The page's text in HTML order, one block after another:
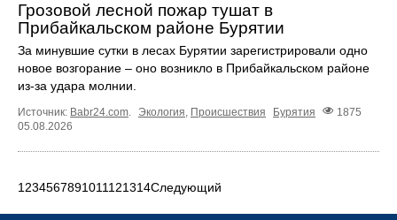
Грозовой лесной пожар тушат в
Прибайкальском районе Бурятии
За минувшие сутки в лесах Бурятии зарегистрировали одно
новое возгорание – оно возникло в Прибайкальском районе
из-за удара молнии.
Источник: Babr24.com Экология Происшествия Бурятия
1875
05.08.2026
1 234567891011121314Следующий